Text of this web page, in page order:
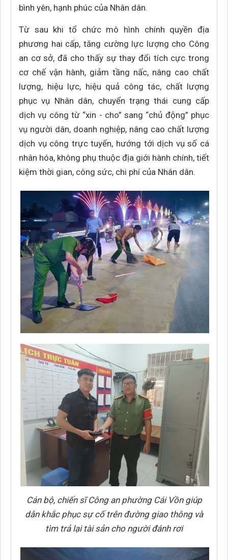
bình yên, hạnh phúc của Nhân dân.
Từ sau khi tổ chức mô hình chính quyền địa
phương hai cấp, tăng cường lực lượng cho Công
an cơ sở, đã cho thấy sự thay đổi tích cực trong
cơ chế vận hành, giảm tầng nấc, nâng cao chất
lượng, hiệu lực, hiệu quả công tác, chất lượng
phục vụ Nhân dân, chuyển trạng thái cung cấp
dịch vụ công từ “xin - cho” sang “chủ động” phục
vụ người dân, doanh nghiệp, nâng cao chất lượng
dịch vụ công trực tuyến, hướng tới dịch vụ số cá
nhân hóa, không phụ thuộc địa giới hành chính, tiết
kiệm thời gian, công sức, chi phí của Nhân dân.
Cán bộ, chiến sĩ Công an phường Cái Vồn giúp
dân khắc phục sự cố trên đường giao thông và
tìm trả lại tài sản cho người đánh rơi